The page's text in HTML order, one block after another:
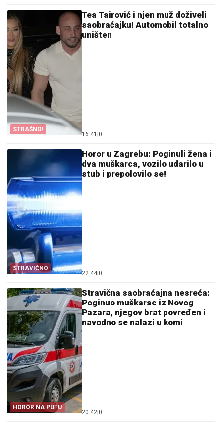
STRAŠNO!
Tea Tairović i njen muž doživeli
saobraćajku! Automobil totalno
uništen
16:41 0
STRAVIČNO
Horor u Zagrebu: Poginuli žena i
dva muškarca, vozilo udarilo u
stub i prepolovilo se!
22:44 0
HOROR NA PUTU
Stravična saobraćajna nesreća:
Poginuo muškarac iz Novog
Pazara, njegov brat povređen i
navodno se nalazi u komi
20:42 0